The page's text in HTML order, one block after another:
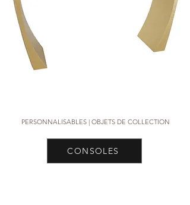
PERSONNALISABLES | OBJETS DE COLLECTION
CONSOLES